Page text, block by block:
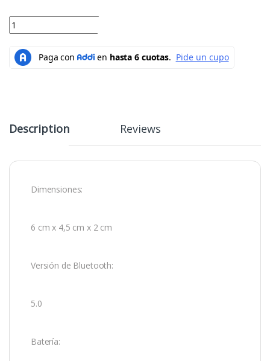
AUDIFONOS BLUETOOTH AIRPODS PRO 2THG REPLICA quantity
Description Reviews
Dimensiones:
6 cm x 4,5 cm x 2 cm
Versión de Bluetooth:
5.0
Batería: